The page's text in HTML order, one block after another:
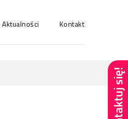
Aktualności Kontakt